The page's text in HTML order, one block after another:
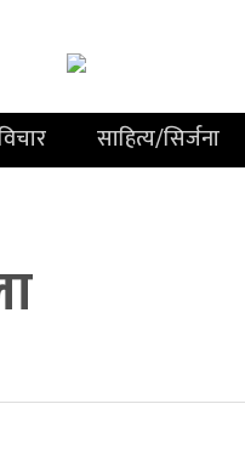
साहित्य/सिर्जना